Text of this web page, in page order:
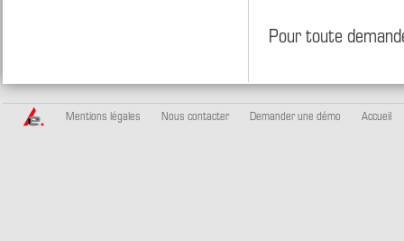
Pour toute
Mentions légales Nous contacter Demander une démo Accueil